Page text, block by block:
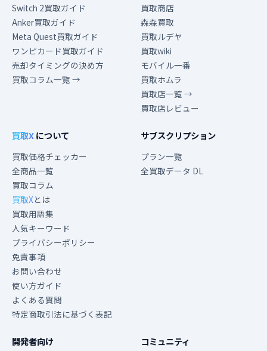
Switch 2買取ガイド
Anker買取ガイド
Meta Quest買取ガイド
ワンピカード買取ガイド
売却タイミングの決め方
買取コラム一覧 →
買取商店
森森買取
買取ルデヤ
買取wiki
モバイル一番
買取ホムラ
買取店一覧 →
買取店レビュー
買取Xについて
買取価格チェッカー
全商品一覧
買取コラム
買取Xとは
買取用語集
人気キーワード
プライバシーポリシー
免責事項
お問い合わせ
使い方ガイド
よくある質問
特定商取引法に基づく表記
サブスクリプション
プラン一覧
全買取データ DL
開発者向け コミュニティ